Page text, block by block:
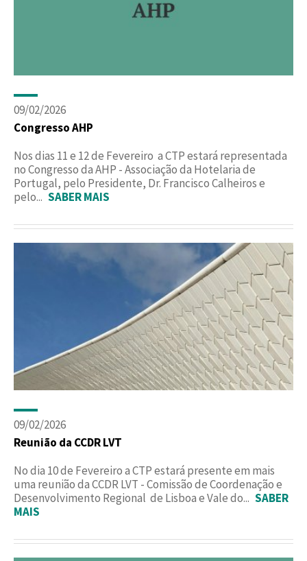
09/02/2026
Congresso AHP
Nos dias 11 e 12 de Fevereiro a CTP estará representada
no Congresso da AHP - Associação da Hotelaria de
Portugal, pelo Presidente, Dr. Francisco Calheiros e
pelo... SABER MAIS
09/02/2026
Reunião da CCDR LVT
No dia 10 de Fevereiro a CTP estará presente em mais
uma reunião da CCDR LVT - Comissão de Coordenação e
Desenvolvimento Regional de Lisboa e Vale do... SABER
MAIS